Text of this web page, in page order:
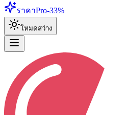
ราคาPro-33%
โหมดสว่าง